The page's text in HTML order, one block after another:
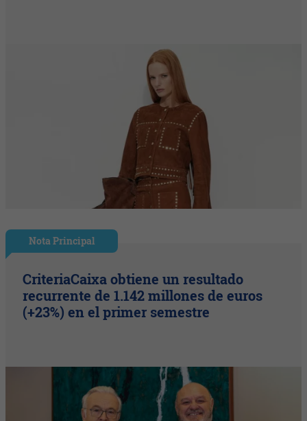
Nota Principal
CriteriaCaixa obtiene un resultado
recurrente de 1.142 millones de euros
(+23%) en el primer semestre